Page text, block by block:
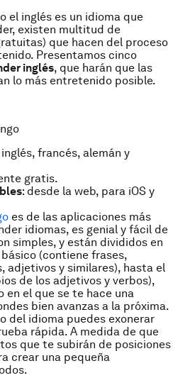
el inglés es un idioma que
existen multitud de
que hacen del proceso
Presentamos cinco
inglés, que harán que las
lo más entretenido posible.
inglés, francés, alemán y
gratis.
: desde la web, para iOS y
es de las aplicaciones más
idiomas, es genial y fácil de
simples, y están divididos en
(contiene frases,
adjetivos y similares), hasta el
de los adjetivos y verbos),
en el que se te hace una
bien avanzas a la próxima.
del idioma puedes exonerar
rápida. A medida de que
que te subirán de posiciones
crear una pequeña